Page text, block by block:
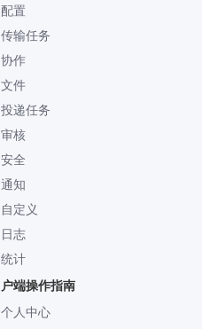
配置
传输任务
协作
文件
投递任务
审核
安全
通知
自定义
日志
统计
端操作指南
个人中心